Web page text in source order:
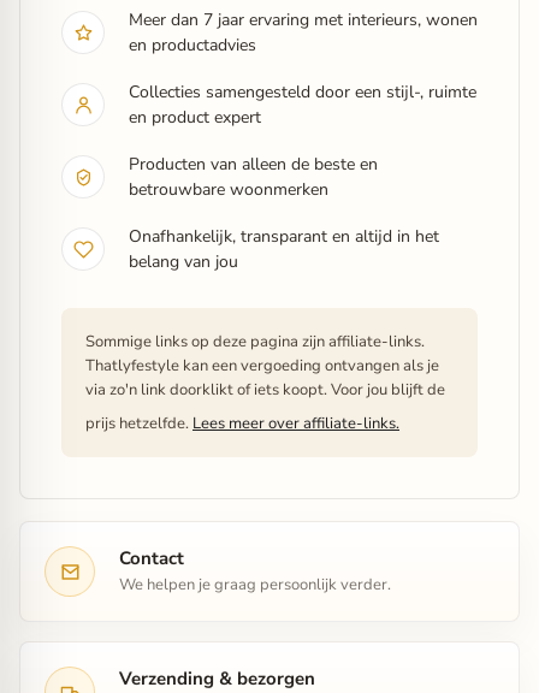
Meer dan 7 jaar ervaring met interieurs, wonen
en productadvies
Collecties samengesteld door een stijl-, ruimte
en product expert
Producten van alleen de beste en
betrouwbare woonmerken
Onafhankelijk, transparant en altijd in het
belang van jou
Sommige links op deze pagina zijn affiliate-links.
Thatlyfestyle kan een vergoeding ontvangen als je
via zo'n link doorklikt of iets koopt. Voor jou blijft de
prijs hetzelfde. Lees meer over affiliate-links.
Contact
We helpen je graag persoonlijk verder.
Verzending & bezorgen